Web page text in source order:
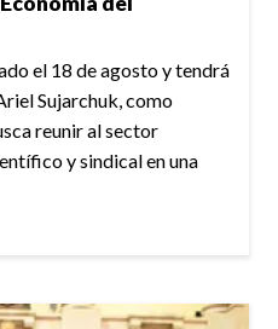
el 18 de agosto y tendrá
Sujarchuk, como
reunir al sector
y sindical en una